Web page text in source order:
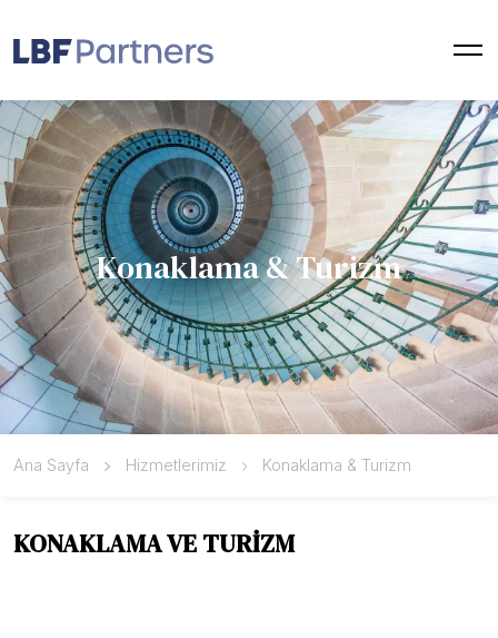
Konaklama & Turizm
Ana Sayfa Hizmetlerimiz Konaklama & Turizm
KONAKLAMA VE TURİZM